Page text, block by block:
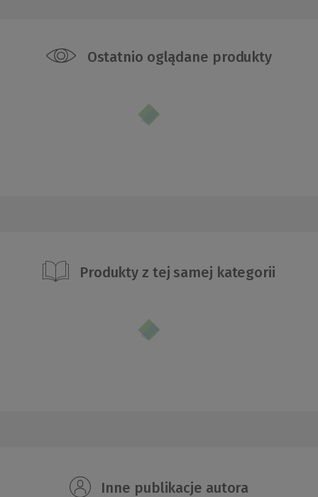
Ostatnio oglądane produkty
Produkty z tej samej kategorii
Inne publikacje autora